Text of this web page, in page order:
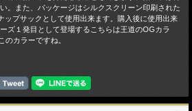
。また、パッケージはシルクスクリーン印刷された
ップサックとして使用出来ます。購入後に使用出来
ズ１発目として登場するこちらは王道のOGカラ
のカラーですね。